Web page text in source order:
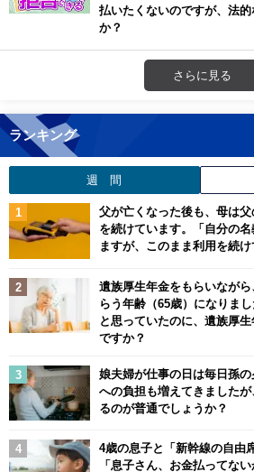
払いたくないのですが、法
か？
さらに見る
ランキング
週 間
父が亡くなった後も、母は
を続けています。「自分の
ますが、このまま利用を続
遺族厚生年金をもらいなが
らう年齢（65歳）になりま
と思っていたのに、遺族厚
ですか？
娘夫婦が仕事の日は毎日孫
への負担も増えてきました
るのが普通でしょうか？
4歳の息子と「新幹線の自由
「息子さん、お金払ってな